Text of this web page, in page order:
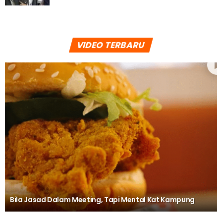
VIDEO TERBARU
Bila Jasad Dalam Meeting, Tapi Mental Kat Kampung